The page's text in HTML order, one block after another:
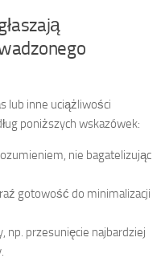
lub inne uciążliwości
poniższych wskazówek:
nie bagatelizując
gotowość do minimalizacji
przesunięcie najbardziej